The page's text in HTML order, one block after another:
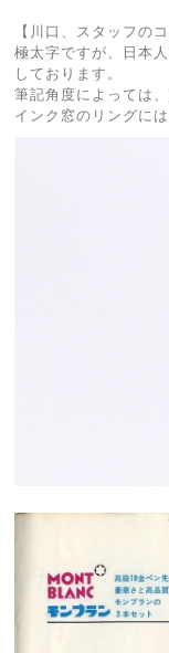
【川口、スタッフの
極太字ですが、日本
しております。
筆記角度によっては
インク窓のリングに